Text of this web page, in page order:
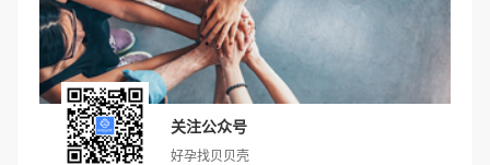
关注公众号
好孕找贝贝壳